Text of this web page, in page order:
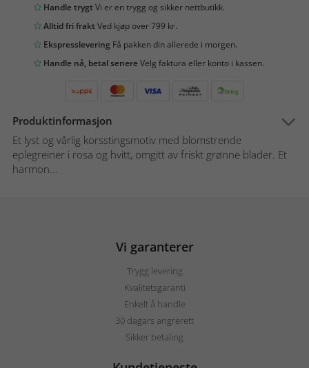
Handle trygtVi er en trygg og sikker nettbutikk.
Alltid fri fraktVed kjøp over 799 kr.
Ekspresslevering Få pakken din allerede i morgen.
Handle nå, betal senereVelg faktura eller konto i kassen.
Produktinformasjon
Et lyst og vårlig korsstingsmotiv med blomstrende
eplegreiner i rosa og hvitt, omgitt av friskt grønne blader. Et
harmon...
Vi garanterer
Trygg levering
Kvalitetsgaranti
Enkelt å handle
30 dagars angrerett
Sikker betaling